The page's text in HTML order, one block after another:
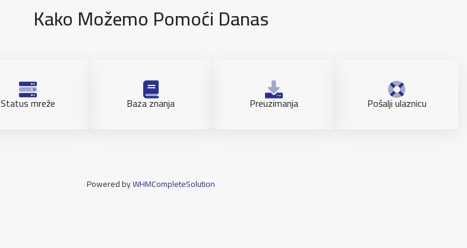
Kako Možemo Pomoći Danas
Status mreže Baza znanja Preuzimanja Pošalji ulaznicu
Powered byWHMCompleteSolution